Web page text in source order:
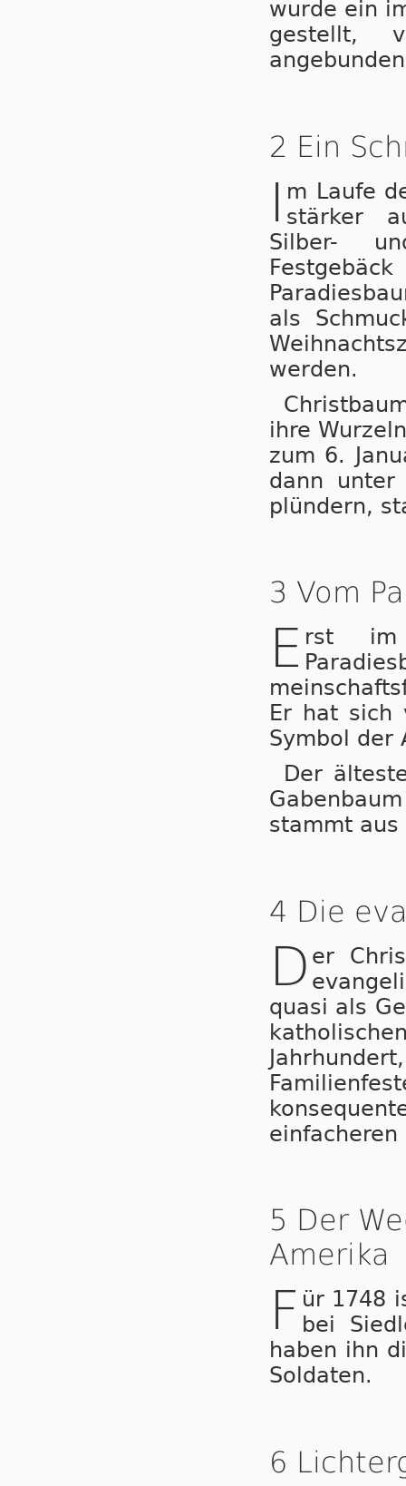
wurde ein
ge­stellt,
2 Ein
I m Laufe
stärker
Silber-
als
wer­den.
ihre
zum 6.
dann unter
plündern,
3 Vom
E rst im
Er hat sich
Symbol der
Der
stammt aus
4 Die
D er
quasi als
ein­fa­che­ren
5 Der
Amerika
F ür 1748
bei
haben ihn
Soldaten.
6